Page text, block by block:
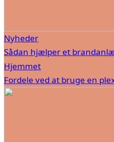
Nyheder
Sådan hjælper et
Hjemmet
Fordele ved at bruge en